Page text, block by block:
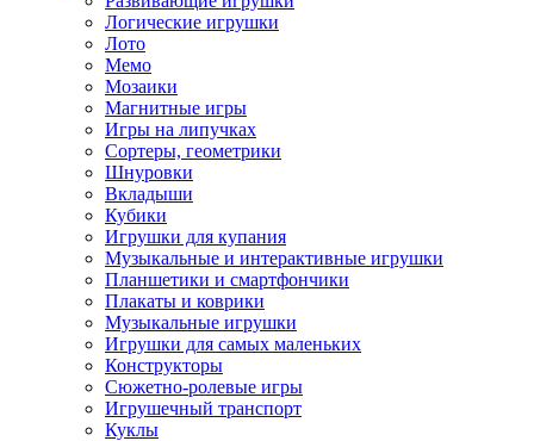
Логические игрушки
Лото
Мемо
Мозаики
Магнитные игры
Игры на липучках
Сортеры, геометрики
Шнуровки
Вкладыши
Кубики
Игрушки для купания
Музыкальные и интерактивные игрушки
Планшетики и смартфончики
Плакаты и коврики
Музыкальные игрушки
Игрушки для самых маленьких
Конструкторы
Сюжетно-ролевые игры
Игрушечный транспорт
Куклы